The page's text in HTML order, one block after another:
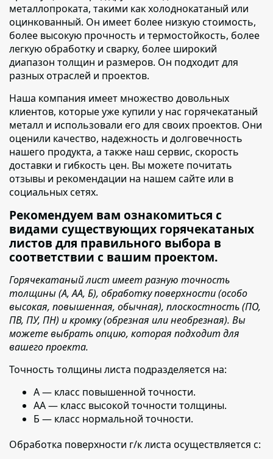
металлопроката, такими как холоднокатаный или
оцинкованный. Он имеет более низкую стоимость,
более высокую прочность и термостойкость, более
легкую обработку и сварку, более широкий
диапазон толщин и размеров. Он подходит для
разных отраслей и проектов.
Наша компания имеет множество довольных
клиентов, которые уже купили у нас горячекатаный
металл и использовали его для своих проектов. Они
оценили качество, надежность и долговечность
нашего продукта, а также наш сервис, скорость
доставки и гибкость цен. Вы можете почитать
отзывы и рекомендации на нашем сайте или в
социальных сетях.
Рекомендуем вам ознакомиться с
видами существующих горячекатаных
листов для правильного выбора в
соответствии с вашим проектом.
Горячекатаный лист имеет разную точность
толщины (А, АА, Б), обработку поверхности (особо
высокая, повышенная, обычная), плоскостность (ПО,
ПВ, ПУ, ПН) и кромку (обрезная или необрезная). Вы
можете выбрать опцию, которая подходит для
вашего проекта.
Точность толщины листа подразделяется на:
А — класс повышенной точности.
АА — класс высокой точности толщины.
Б — класс нормальной точности.
Обработка поверхности г/к листа осуществляется с: